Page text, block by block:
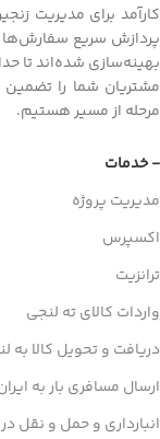
کارآمد برای مدیریت
پردازش سریع سفارش‌ها
بهینه‌سازی شده‌اند تا
مشتریان شما را
مرحله از مسیر هستیم.
- خدمات
مدیریت پروژه
اکسپرس
ترانزیت
واردات کالای ته لنجی
دریافت و تحویل کالا به
ارسال مسافری بار به
انبارداری و حمل و نقل